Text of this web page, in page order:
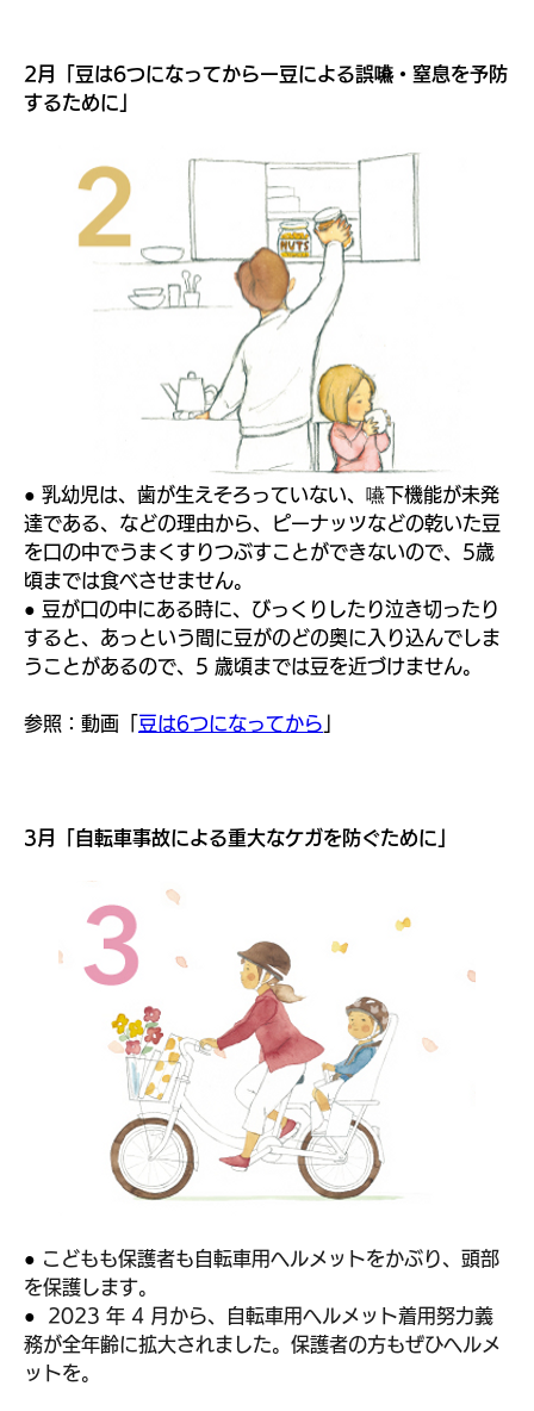
2月「豆は6つになってからー豆による誤嚥・窒息を予防
するために」
● 乳幼児は、歯が生えそろっていない、嚥下機能が未発
達である、などの理由から、ピーナッツなどの乾いた豆
を口の中でうまくすりつぶすことができないので、5歳
頃までは食べさせません。
● 豆が口の中にある時に、びっくりしたり泣き切ったり
すると、あっという間に豆がのどの奥に入り込んでしま
うことがあるので、5 歳頃までは豆を近づけません。
参照：動画「豆は6つになってから
3月「自転車事故による重大なケガを防ぐために」
● こどもも保護者も自転車用ヘルメットをかぶり、頭部
を保護します。
●
2023 年 4 月から、自転車用ヘルメット着用努力義
務が全年齢に拡大されました。保護者の方もぜひヘルメ
ットを。